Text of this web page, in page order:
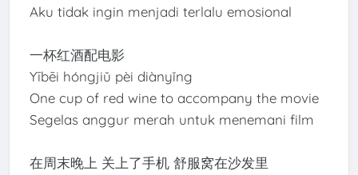
Aku tidak ingin menjadi terlalu emosional
一杯红酒配电影
Yībēi hóngjiǔ pèi diànyǐng
One cup of red wine to accompany the movie
Segelas anggur merah untuk menemani film
在周末晚上 关上了手机 舒服窝在沙发里